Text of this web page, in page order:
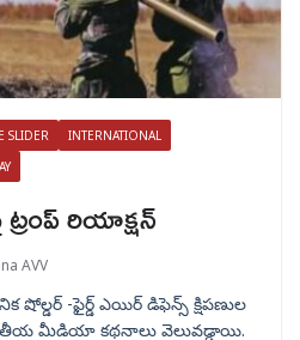
SLIDER
INTERNATIONAL
రియాక్షన్
AVV
షోల్డర్‌ -ఫైర్డ్ ఎయిర్ డిఫెన్స్ క్షిపణుల
మీడియా కథనాలు వెలువడ్డాయి.